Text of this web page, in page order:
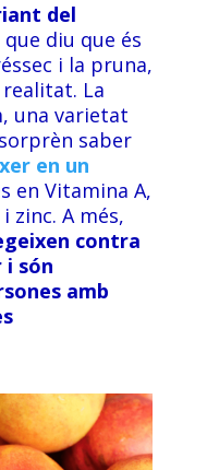
del
diu que és
i la pruna,
La
una varietat
saber
en un
en Vitamina A,
zinc. A més,
contra
i són
amb